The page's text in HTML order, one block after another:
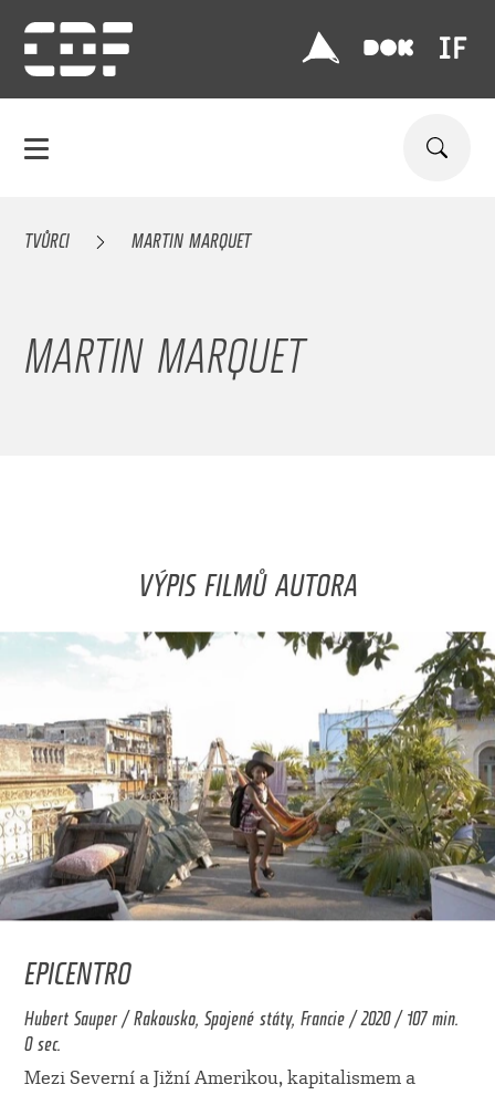
TVŮRCI MARTIN MARQUET
MARTIN MARQUET
VÝPIS FILMŮ AUTORA
EPICENTRO
Hubert Sauper / Rakousko, Spojené státy, Francie / 2020 / 107 min.
0 sec.
Mezi Severní a Jižní Amerikou, kapitalismem a